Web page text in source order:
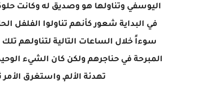
اليوسفي وتناولها هو وصديق له وكانت
في البداية شعور كأنهم تناولوا الفلفل
سوءاً خلال الساعات التالية لتناولهم
المبرحة في حناجرهم ولكن كان الشيء
تهدئة الألم, واستغرق